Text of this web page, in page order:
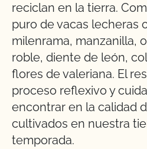
reciclan en la tierra.
puro de vacas lecheras
milenrama, manzanilla,
roble, diente de león,
flores de valeriana. El
proceso reflexivo y
encontrar en la calidad
cultivados en nuestra
temporada.